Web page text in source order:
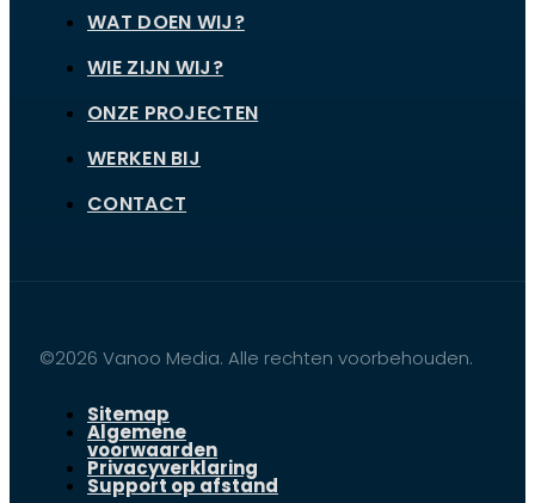
WAT DOEN WIJ?
WIE ZIJN WIJ?
ONZE PROJECTEN
WERKEN BIJ
CONTACT
©2026 Vanoo Media. Alle rechten voorbehouden.
Sitemap
Algemene
voorwaarden
Privacyverklaring
Support op afstand